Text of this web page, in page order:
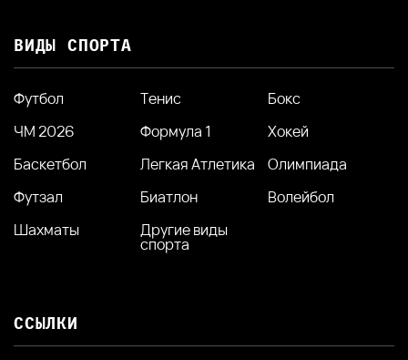
ВИДЫ СПОРТА
Футбол Тенис
Бокс
ЧМ 2026
Формула 1
Хокей
Баскетбол
Легкая Атлетика
Олимпиада
Футзал
Биатлон
Волейбол
Шахматы
Другие виды
спорта
ССЫЛКИ